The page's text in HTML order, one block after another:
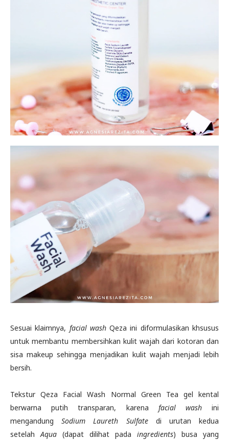
Sesuai klaimnya, facial washQeza ini diformulasikan khsusus
untuk membantu membersihkan kulit wajah dari kotoran dan
sisa makeup sehingga menjadikan kulit wajah menjadi lebih
bersih.
Tekstur Qeza Facial Wash Normal Green Tea gel kental
berwarna putih transparan, karena facial washini
mengandungSodium Laureth Sulfatedi urutan kedua
setelahAqua (dapat dilihat pada ingredients) busa yang